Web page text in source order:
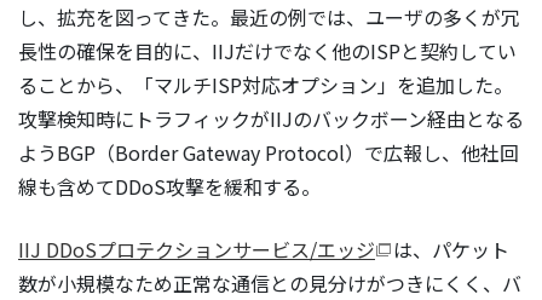
し、拡充を図ってきた。最近の例では、ユーザの多くが冗
長性の確保を目的に、IIJだけでなく他のISPと契約してい
ることから、「マルチISP対応オプション」を追加した。
攻撃検知時にトラフィックがIIJのバックボーン経由となる
ようBGP（Border Gateway Protocol）で広報し、他社回
線も含めてDDoS攻撃を緩和する。
IIJ DDoSプロテクションサービス/エッジ
は、パケット
数が小規模なため正常な通信との見分けがつきにくく、バ